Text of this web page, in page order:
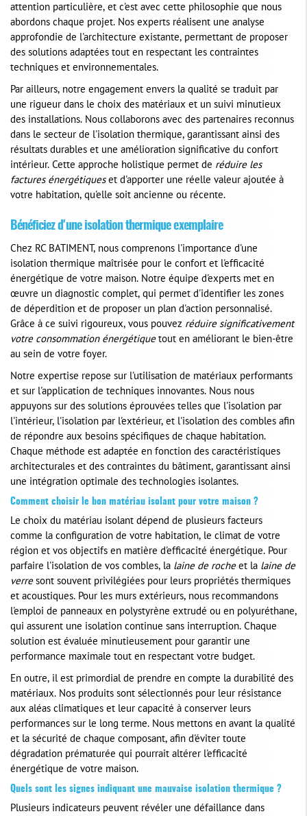
attention particulière, et c'est avec cette philosophie que nous
abordons chaque projet. Nos experts réalisent une analyse
approfondie de l'architecture existante, permettant de proposer
des solutions adaptées tout en respectant les contraintes
techniques et environnementales.
Par ailleurs, notre engagement envers la qualité se traduit par
une rigueur dans le choix des matériaux et un suivi minutieux
des installations. Nous collaborons avec des partenaires reconnus
dans le secteur de l'isolation thermique, garantissant ainsi des
résultats durables et une amélioration significative du confort
intérieur. Cette approche holistique permet de réduire les
factures énergétiqueset d'apporter une réelle valeur ajoutée à
votre habitation, qu'elle soit ancienne ou récente.
Bénéficiez d'une isolation thermique exemplaire
Chez RC BATIMENT, nous comprenons l'importance d'une
isolation thermique maîtrisée pour le confort et l'efficacité
énergétique de votre maison. Notre équipe d'experts met en
œuvre un diagnostic complet, qui permet d'identifier les zones
de déperdition et de proposer un plan d'action personnalisé.
Grâce à ce suivi rigoureux, vous pouvez réduire significativement
votre consommation énergétiquetout en améliorant le bien-être
au sein de votre foyer.
Notre expertise repose sur l'utilisation de matériaux performants
et sur l'application de techniques innovantes. Nous nous
appuyons sur des solutions éprouvées telles que l'isolation par
l'intérieur, l'isolation par l'extérieur, et l'isolation des combles afin
de répondre aux besoins spécifiques de chaque habitation.
Chaque méthode est adaptée en fonction des caractéristiques
architecturales et des contraintes du bâtiment, garantissant ainsi
une intégration optimale des technologies isolantes.
Comment choisir le bon matériau isolant pour votre maison ?
Le choix du matériau isolant dépend de plusieurs facteurs
comme la configuration de votre habitation, le climat de votre
région et vos objectifs en matière d'efficacité énergétique. Pour
parfaire l'isolation de vos combles, la laine de rocheet la laine de
verresont souvent privilégiées pour leurs propriétés thermiques
et acoustiques. Pour les murs extérieurs, nous recommandons
l'emploi de panneaux en polystyrène extrudé ou en polyuréthane,
qui assurent une isolation continue sans interruption. Chaque
solution est évaluée minutieusement pour garantir une
performance maximale tout en respectant votre budget.
En outre, il est primordial de prendre en compte la durabilité des
matériaux. Nos produits sont sélectionnés pour leur résistance
aux aléas climatiques et leur capacité à conserver leurs
performances sur le long terme. Nous mettons en avant la qualité
et la sécurité de chaque composant, afin d'éviter toute
dégradation prématurée qui pourrait altérer l'efficacité
énergétique de votre maison.
Quels sont les signes indiquant une mauvaise isolation thermique ?
Plusieurs indicateurs peuvent révéler une défaillance dans